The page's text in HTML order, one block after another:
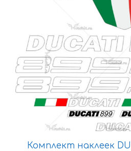
Комплект наклеек
несколько
вариаций.
Опции
можно
выбрать
товара.